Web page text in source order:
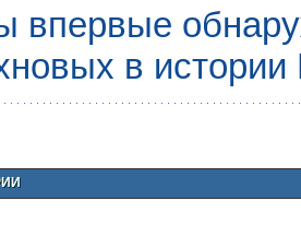
впервые
в